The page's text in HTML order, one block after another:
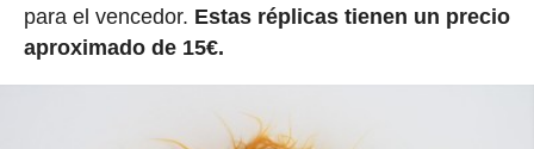
para el vencedor. Estas réplicas tienen un precio
aproximado de 15€.